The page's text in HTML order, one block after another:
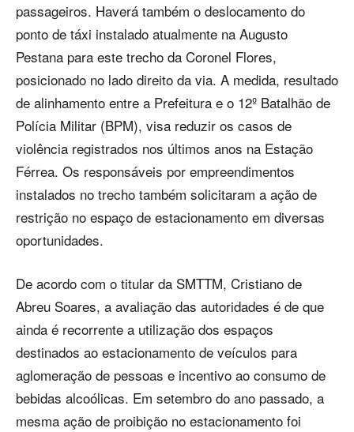
passageiros. Haverá também o deslocamento do
ponto de táxi instalado atualmente na Augusto
Pestana para este trecho da Coronel Flores,
posicionado no lado direito da via. A medida, resultado
de alinhamento entre a Prefeitura e o 12º Batalhão de
Polícia Militar (BPM), visa reduzir os casos de
violência registrados nos últimos anos na Estação
Férrea. Os responsáveis por empreendimentos
instalados no trecho também solicitaram a ação de
restrição no espaço de estacionamento em diversas
oportunidades.
De acordo com o titular da SMTTM, Cristiano de
Abreu Soares, a avaliação das autoridades é de que
ainda é recorrente a utilização dos espaços
destinados ao estacionamento de veículos para
aglomeração de pessoas e incentivo ao consumo de
bebidas alcoólicas. Em setembro do ano passado, a
mesma ação de proibição no estacionamento foi